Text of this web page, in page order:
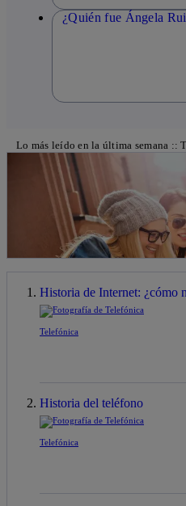
¿Quién fue Ángela
Lo más leído en la última semana ::
Historia de Internet: ¿cómo
Telefónica
Historia del teléfono
Telefónica